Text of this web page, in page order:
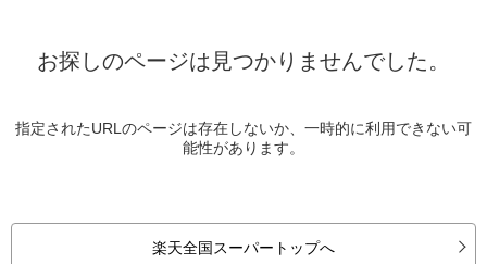
お探しのページは見つかりませんでした。
指定されたURLのページは存在しないか、一時的に利用できない可
能性があります。
楽天全国スーパートップへ